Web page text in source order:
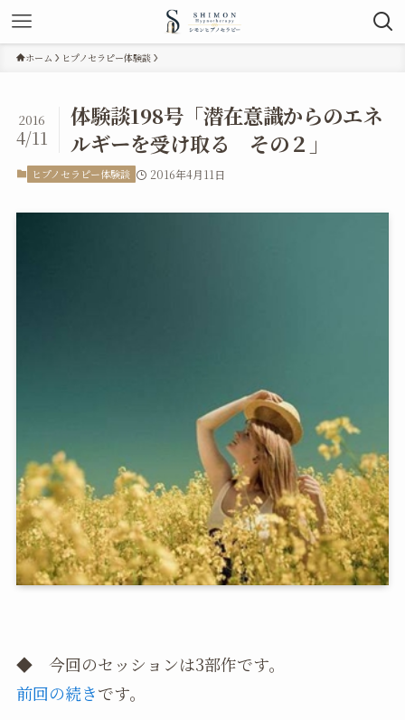
ホーム ヒプノセラピー体験談
体験談198号「潜在意識からのエネ
ルギーを受け取る その２」
2016
4/11
ヒプノセラピー体験談 2016年4月11日
◆ 今回のセッションは3部作です。
前回の続きです。